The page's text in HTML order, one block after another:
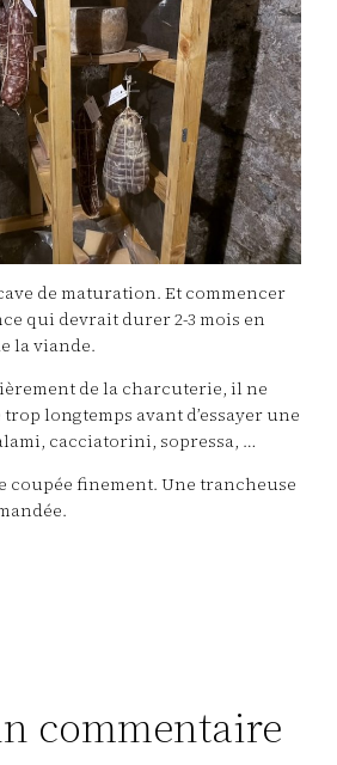
de maturation. Et commencer
qui devrait durer 2-3 mois en
la viande.
de la charcuterie, il ne
longtemps avant d’essayer une
cacciatorini, sopressa, …
coupée finement. Une trancheuse
commentaire